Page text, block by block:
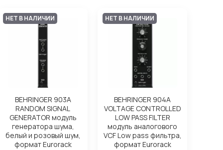
НЕТ В НАЛИЧИИ
BEHRINGER 903A
RANDOM SIGNAL
GENERATOR модуль
генератора шума,
белый и розовый шум,
формат Eurorack
НЕТ В НАЛИЧИИ
BEHRINGER 904A
VOLTAGE CONTROLLED
LOW PASS FILTER
модуль аналогового
VCF Low pass фильтра,
формат Eurorack